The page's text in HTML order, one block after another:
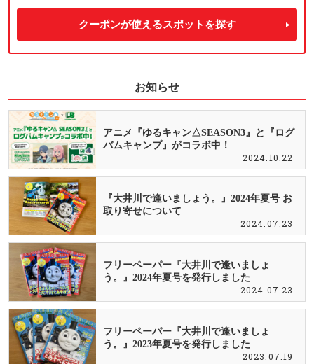
クーポンが使えるスポットを探す
お知らせ
アニメ『ゆるキャン△SEASON3』と『ログ
バムキャンプ』がコラボ中！
2024.10.22
『大井川で逢いましょう。』2024年夏号 お
取り寄せについて
2024.07.23
フリーペーパー『大井川で逢いましょ
う。』2024年夏号を発行しました
2024.07.23
フリーペーパー『大井川で逢いましょ
う。』2023年夏号を発行しました
2023.07.19